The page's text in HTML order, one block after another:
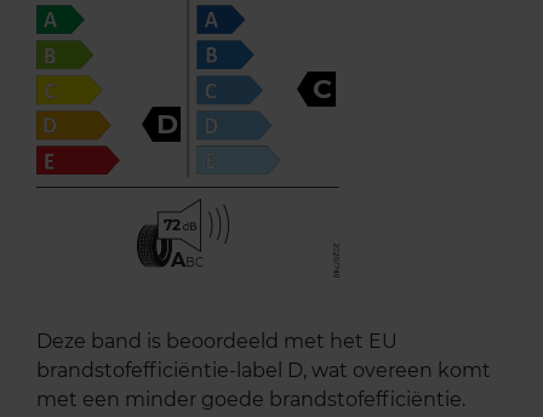
D
C
72
ABC
Deze band is beoordeeld met het EU
brandstofefficiëntie-label D, wat overeen komt
met een minder goede brandstofefficiëntie.